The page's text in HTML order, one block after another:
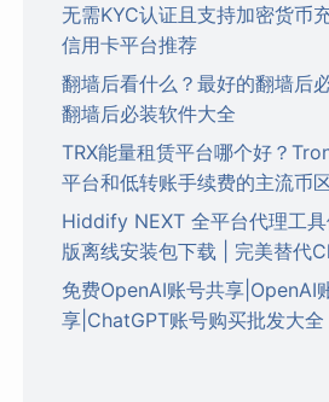
无需KYC认证且支持加密货币
信用卡平台推荐
翻墙后看什么？最好的翻墙后
翻墙后必装软件大全
TRX能量租赁平台哪个好？
平台和低转账手续费的主流币
Hiddify NEXT 全平台代理工
版离线安装包下载 | 完美替代
免费OpenAI账号共享|OpenAI
享|ChatGPT账号购买批发大全